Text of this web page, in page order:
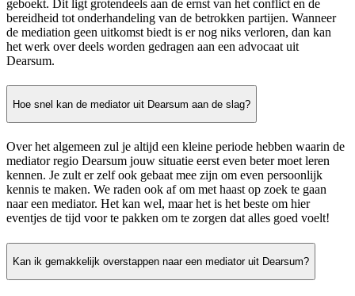
geboekt. Dit ligt grotendeels aan de ernst van het conflict en de
bereidheid tot onderhandeling van de betrokken partijen. Wanneer
de mediation geen uitkomst biedt is er nog niks verloren, dan kan
het werk over deels worden gedragen aan een advocaat uit
Dearsum.
Hoe snel kan de mediator uit Dearsum aan de slag?
Over het algemeen zul je altijd een kleine periode hebben waarin de
mediator regio Dearsum jouw situatie eerst even beter moet leren
kennen. Je zult er zelf ook gebaat mee zijn om even persoonlijk
kennis te maken. We raden ook af om met haast op zoek te gaan
naar een mediator. Het kan wel, maar het is het beste om hier
eventjes de tijd voor te pakken om te zorgen dat alles goed voelt!
Kan ik gemakkelijk overstappen naar een mediator uit Dearsum?